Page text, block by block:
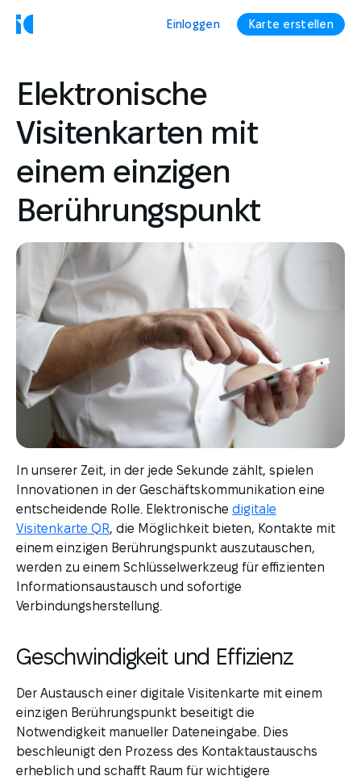
Einloggen Karte erstellen
Elektronische
Visitenkarten mit
einem einzigen
Berührungspunkt
In unserer Zeit, in der jede Sekunde zählt, spielen
Innovationen in der Geschäftskommunikation eine
entscheidende Rolle. Elektronische digitale
Visitenkarte QR, die Möglichkeit bieten, Kontakte mit
einem einzigen Berührungspunkt auszutauschen,
werden zu einem Schlüsselwerkzeug für effizienten
Informationsaustausch und sofortige
Verbindungsherstellung.
Geschwindigkeit und Effizienz
Der Austausch einer digitale Visitenkarte mit einem
einzigen Berührungspunkt beseitigt die
Notwendigkeit manueller Dateneingabe. Dies
beschleunigt den Prozess des Kontaktaustauschs
erheblich und schafft Raum für wichtigere